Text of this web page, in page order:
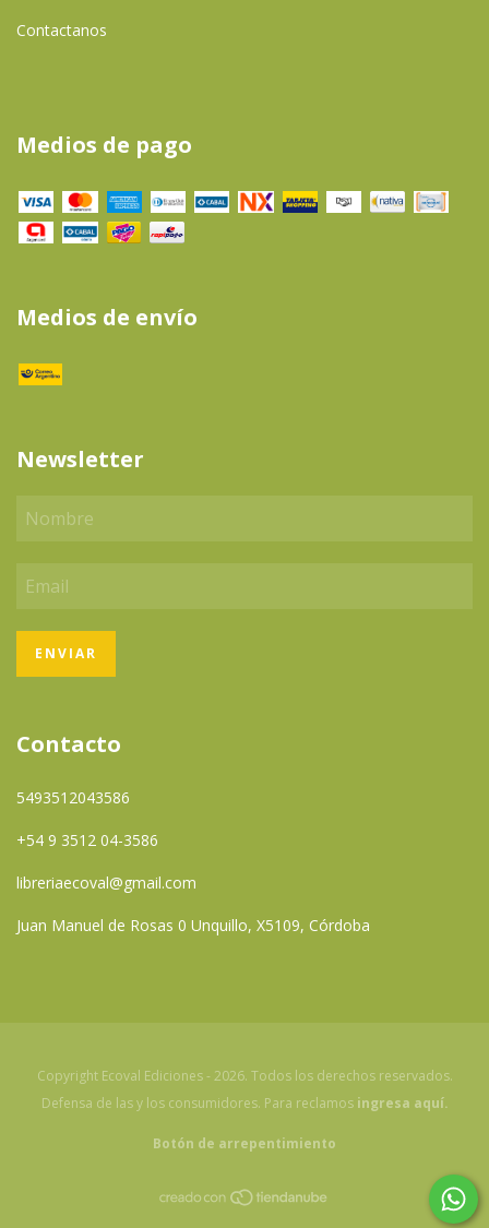
Contactanos
Medios de pago
Medios de envío
Newsletter
Contacto
5493512043586
+54 9 3512 04-3586
libreriaecoval@gmail.com
Juan Manuel de Rosas 0 Unquillo, X5109, Córdoba
Copyright Ecoval Ediciones - 2026. Todos los derechos reservados.
Defensa de las y los consumidores. Para reclamos ingresa aquí.
Botón de arrepentimiento